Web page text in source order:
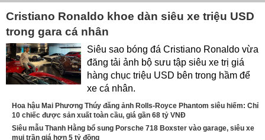
Cristiano Ronaldo khoe dàn siêu xe triệu USD
trong gara cá nhân
Siêu sao bóng đá Cristiano Ronaldo vừa
đăng tải ảnh bộ sưu tập siêu xe trị giá
hàng chục triệu USD bên trong hầm để
xe cá nhân.
Hoa hậu Mai Phương Thúy đăng ảnh Rolls-Royce Phantom siêu hiếm: Chỉ
10 chiếc được sản xuất toàn cầu, giá gần 68 tỷ VNĐ
Siêu mẫu Thanh Hằng bổ sung Porsche 718 Boxster vào garage, siêu xe
mui trần giá hơn 5 tỷ đồng